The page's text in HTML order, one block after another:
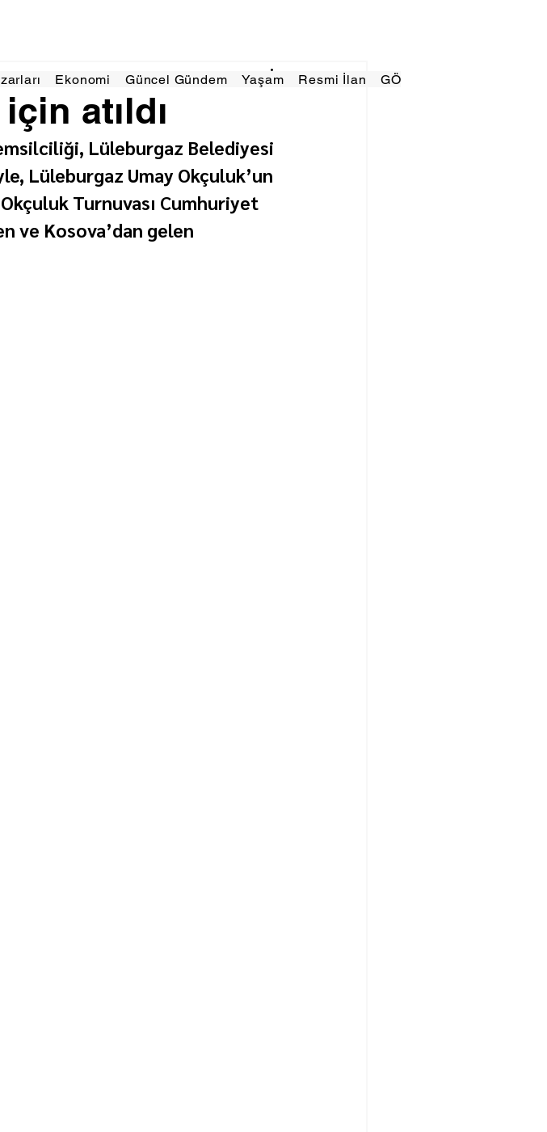
Ekonomi Güncel Gündem Yaşam Resmi İlan GÖRÜNÜMTV
atıldı
Lüleburgaz Belediyesi
Lüleburgaz Umay Okçuluk’un
Turnuvası Cumhuriyet
ve Kosova’dan gelen